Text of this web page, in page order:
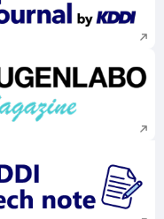
新規ウィンドウで
新規ウィンドウで
新規ウィンドウで